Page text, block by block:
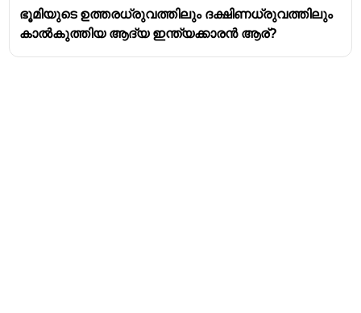
ഭൂമിയുടെ ഉത്തരധ്രുവത്തിലും ദക്ഷിണധ്രുവത്തിലും
കാൽകുത്തിയ ആദ്യ ഇന്ത്യക്കാരൻ ആര്?